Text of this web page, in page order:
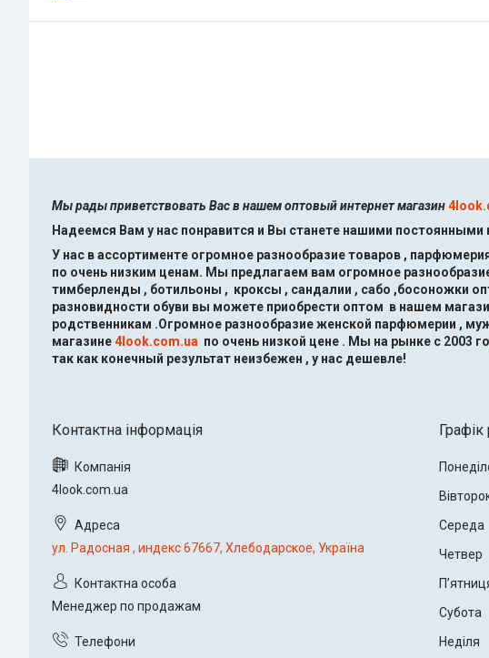
Мы рады приветствовать Вас в нашем оптовый интернет магазин
Надеемся Вам у нас понравится и Вы станете нашими постоянными
У нас в ассортименте огромное разнообразие товаров ,
по очень низким ценам. Мы предлагаем вам огромное
тимберленды , ботильоны , кроксы , сандалии , сабо ,босоножки
разновидности обуви вы можете приобрести оптом в нашем
родственникам .Огромное разнообразие женской парфюмерии ,
магазине4look.com.ua по очень низкой цене . Мы на рынке с 2003
так как конечный результат неизбежен , у нас дешевле!
4look.com.ua
ул. Радосная , индекс 67667, Хлебодарское, Україна
Менеджер по продажам
Графік
Середа
Четвер
Субота
Неділя